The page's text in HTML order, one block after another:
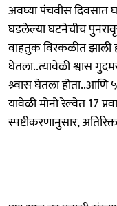
अवघ्या पंचवीस दिवसात
घडलेल्या घटनेचीच
वाहतुक विस्कळीत झाली
घेतला..त्यावेळी श्वास
श्र्वास घेतला
यावेळी मोनो रेल्वेत 17
स्पष्टीकरणानुसार,